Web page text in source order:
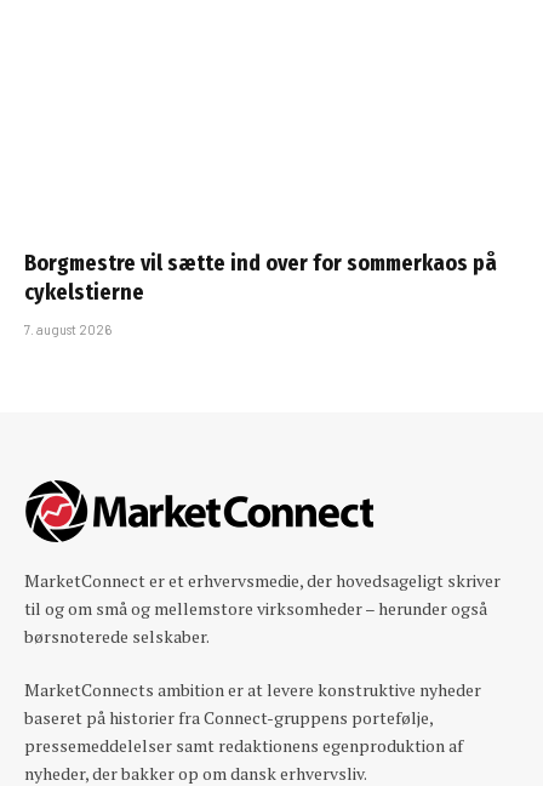
Borgmestre vil sætte ind over for sommerkaos på
cykelstierne
7. august 2026
MarketConnect er et erhvervsmedie, der hovedsageligt skriver
til og om små og mellemstore virksomheder – herunder også
børsnoterede selskaber.
MarketConnects ambition er at levere konstruktive nyheder
baseret på historier fra Connect-gruppens portefølje,
pressemeddelelser samt redaktionens egenproduktion af
nyheder, der bakker op om dansk erhvervsliv.